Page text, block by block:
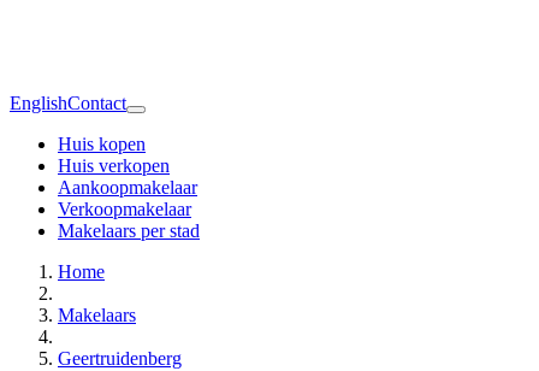
EnglishContact
Huis kopen
Huis verkopen
Aankoopmakelaar
Verkoopmakelaar
Makelaars per stad
Home
Makelaars
Geertruidenberg